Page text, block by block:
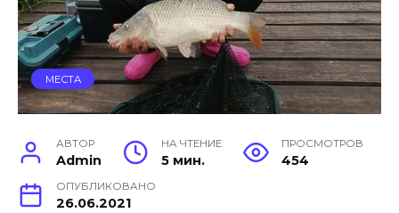
МЕСТА
АВТОР
Admin
НА ЧТЕНИЕ
5 мин.
ПРОСМОТРОВ
454
ОПУБЛИКОВАНО
26.06.2021